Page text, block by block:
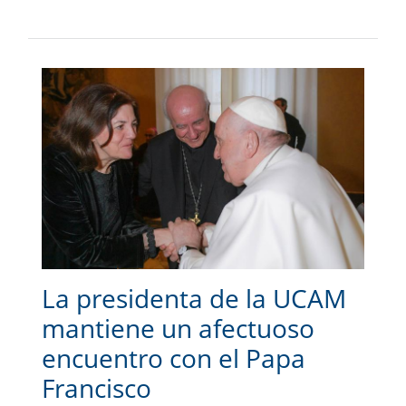
La presidenta de la UCAM
mantiene un afectuoso
encuentro con el Papa
Francisco